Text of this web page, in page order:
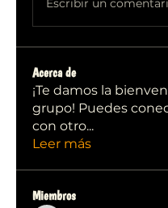
Acerca de
¡Te damos la
grupo! Puedes
con otro...
Leer más
Miembros